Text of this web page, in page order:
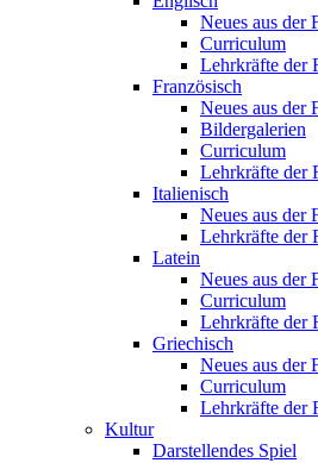
Neues aus der
Curriculum
Lehrkräfte der
Französisch
Neues aus der
Bildergalerien
Curriculum
Lehrkräfte der
Italienisch
Neues aus der
Lehrkräfte der
Latein
Neues aus der
Curriculum
Lehrkräfte der
Griechisch
Neues aus der
Curriculum
Lehrkräfte der
Kultur
Darstellendes Spiel